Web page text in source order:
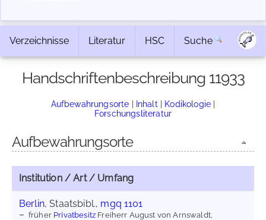
Verzeichnisse Literatur HSC Suche
Handschriftenbeschreibung 11933
Aufbewahrungsorte | Inhalt | Kodikologie |
Forschungsliteratur
Aufbewahrungsorte
Institution / Art / Umfang
Berlin, Staatsbibl., mgq 1101
früher Privatbesitz Freiherr August von Arnswaldt,